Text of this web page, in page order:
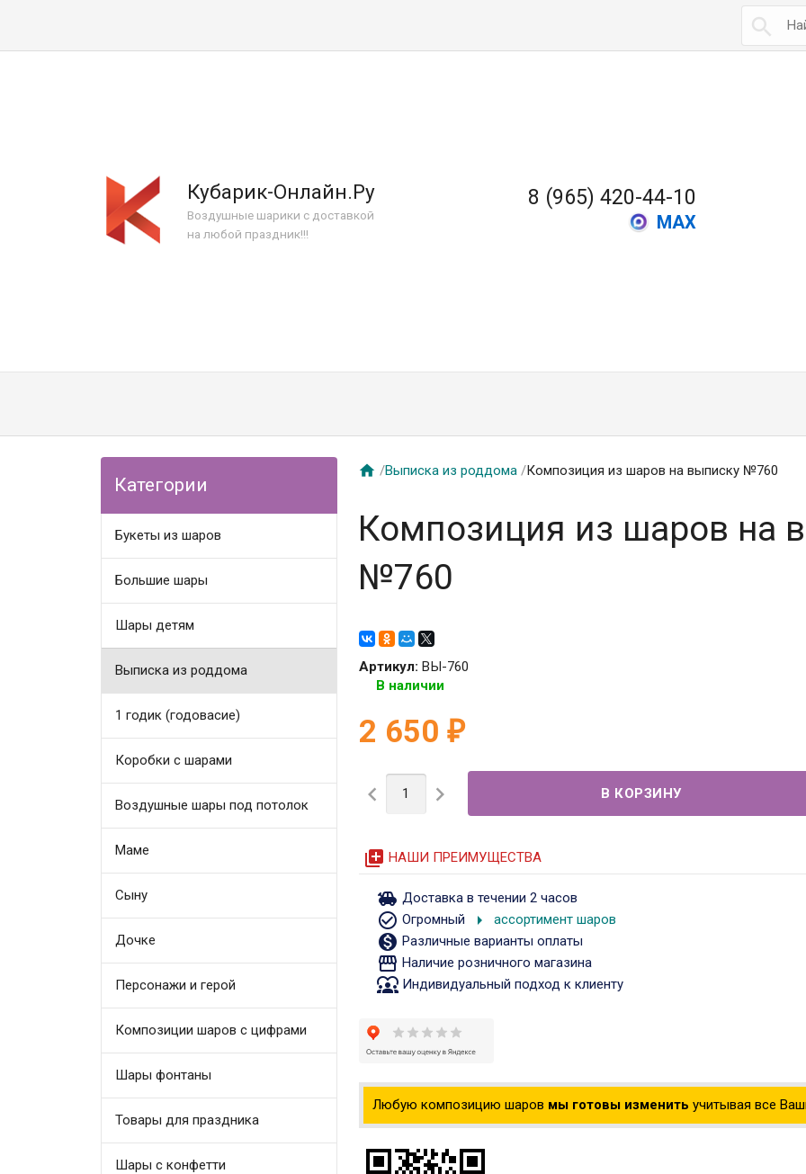

Кубарик-Онлайн.Ру
Воздушные шарики с доставкой
на любой праздник!!!
8 (965) 420-44-10
MAX
Категории
Букеты из шаров
Большие шары
Шары детям
Выписка из роддома
1 годик (годовасие)
Коробки с шарами
Воздушные шары под потолок
Маме
Сыну
Дочке
Персонажи и герой
Композиции шаров с цифрами
Шары фонтаны
Товары для праздника
Шары с конфетти
 /Выписка из роддома /Композиция из шаров на выписку №760
Композиция из шаров на
№760
Артикул: ВЫ-760
В наличии
2 650 ₽
 
queue НАШИ ПРЕИМУЩЕСТВА
toys Доставка в течении 2 часов
check_circle_outline Огромный arrow_right ассортимент шаров
monetization_on Различные варианты оплаты
storefront Наличие розничного магазина
diversity_1Индивидуальный подход к клиенту
Любую композицию шаров мы готовы изменить учитывая все